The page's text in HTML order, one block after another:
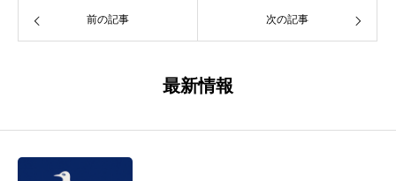
前の記事 次の記事
最新情報